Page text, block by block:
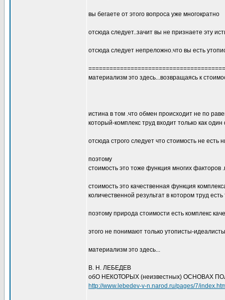
вы бегаете от этого вопроса уже многократно
отсюда следует..зачит вы не признаете эту
отсюда следует непреложно.что вы есть
материализм это здесь...возвращаясь к
истина в том .что обмен происходит не по
который-комплекс труд входит только как
отсюда строго следует что стоимость не
поэтому
стоимость это тоже функция многих факторов
стоимость это качественная функция
количественной результат в котором труд
поэтому природа стоимости есть комплекс
этого не понимают только утописты-
материализм это здесь...
В. Н. ЛЕБЕДЕВ
обО НЕКОТОРЫХ (неизвестных) ОСНОВАХ
http://www.lebedev-v-n.narod.ru/pages/7/